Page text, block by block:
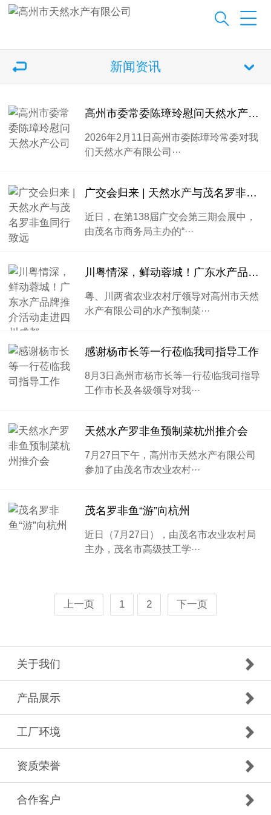
新闻资讯
高州市委常委陈璋玲慰问天然水产公司
2026年2月11日高州市委陈璋玲常委对我
们天然水产有限公司···
广交会归来 | 天然水产与茂名罗非鱼同行致远
近日，在第138届广交会第三期会展中，
由茂名市商务局主办的“···
川粤情深，鲜动蓉城！广东水产品牌推介活动走进四川成都
粤、川两省农业农村厅领导对高州市天然
水产有限公司的水产预制菜···
感谢杨市长等一行莅临我司指导工作
8月3日高州市杨市长等一行莅临我司指导
工作市长及各级领导对我···
天然水产罗非鱼预制菜杭州推介会
7月27日下午，高州市天然水产有限公司
参加了由茂名市农业农村···
茂名罗非鱼“游”向杭州
近日（7月27日），由茂名市农业农村局
主办，茂名市高级技工学···
上一页 1 2 下一页
关于我们
产品展示
工厂环境
资质荣誉
合作客户